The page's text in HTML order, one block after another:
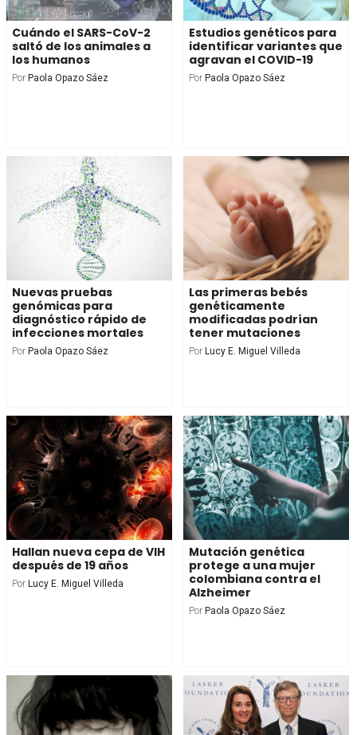
Cuándo el SARS-CoV-2
saltó de los animales a
los humanos
Por Paola Opazo Sáez
Estudios genéticos para
identificar variantes que
agravan el COVID-19
Por Paola Opazo Sáez
Nuevas pruebas
genómicas para
diagnóstico rápido de
infecciones mortales
Por Paola Opazo Sáez
Las primeras bebés
genéticamente
modificadas podrían
tener mutaciones
Por Lucy E. Miguel Villeda
Hallan nueva cepa de VIH
después de 19 años
Por Lucy E. Miguel Villeda
Mutación genética
protege a una mujer
colombiana contra el
Alzheimer
Por Paola Opazo Sáez